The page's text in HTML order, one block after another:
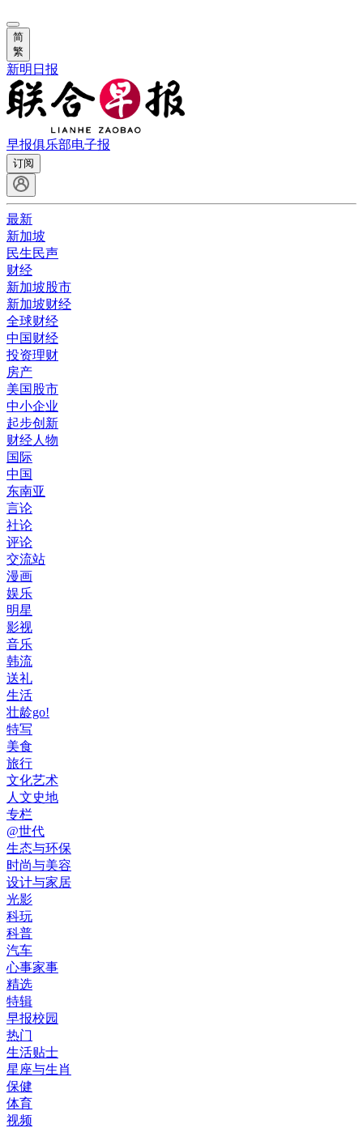
简
繁
新明日报
早报俱乐部电子报
订阅
最新
新加坡
民生民声
财经
新加坡股市
新加坡财经
全球财经
中国财经
投资理财
房产
美国股市
中小企业
起步创新
财经人物
国际
中国
东南亚
言论
社论
评论
交流站
漫画
娱乐
明星
影视
音乐
韩流
送礼
生活
壮龄go!
特写
美食
旅行
文化艺术
人文史地
专栏
@世代
生态与环保
时尚与美容
设计与家居
光影
科玩
科普
汽车
心事家事
精选
特辑
早报校园
热门
生活贴士
星座与生肖
保健
体育
视频